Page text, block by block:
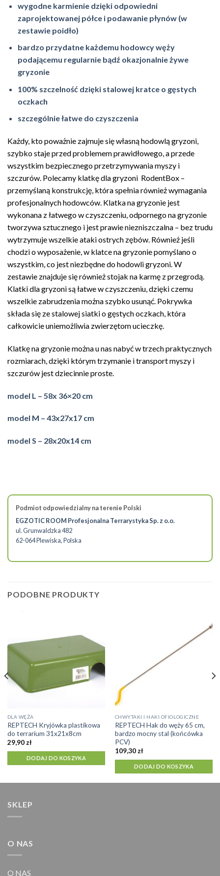
wygodne karmienie dzięki odpowiedni
zaprojektowanej półce i podawanie płynów (w
zestawie poidło)
bardzo przydatne każdemu hodowcy węży
podającemu regularnie bądź okazjonalnie żywe
gryzonie
100% szczelność dzięki stalowej kratce o gęstych
oczkach
szczególnie łatwe do czyszczenia
Każdy, kto poważnie zajmuje się własną hodowlą gryzoni,
szybko staje przed problemem prawidłowego, a przede
wszystkim bezpiecznego przetrzymywania myszy i
szczurów. Polecamy klatkę dla gryzoni RodentBox –
przemyślaną konstrukcję, która spełnia również wymagania
profesjonalnych hodowców. Klatka na gryzonie jest
wykonana z łatwego w czyszczeniu, odpornego na gryzonie
tworzywa sztucznego i jest prawie niezniszczalna – bez trudu
wytrzymuje wszelkie ataki ostrych zębów. Również jeśli
chodzi o wyposażenie, w klatce na gryzonie pomyślano o
wszystkim, co jest niezbędne do hodowli gryzoni. W
zestawie znajduje się również stojak na karmę z przegrodą.
Klatki dla gryzoni są łatwe w czyszczeniu, dzięki czemu
wszelkie zabrudzenia można szybko usunąć. Pokrywka
składa się ze stalowej siatki o gęstych oczkach, która
całkowicie uniemożliwia zwierzętom ucieczkę.
Klatkę na gryzonie można u nas nabyć w trzech praktycznych
rozmiarach, dzięki którym trzymanie i transport myszy i
szczurów jest dziecinnie proste.
model L – 58x 36×20 cm
model M – 43x27x17 cm
model S – 28x20x14 cm
Podmiot odpowiedzialny na terenie Polski
EGZOTIC ROOM Profesjonalna Terrarystyka Sp. z o.o.
ul. Grunwaldzka 482
62-064 Plewiska, Polska
PODOBNE PRODUKTY
DLA WĘŻA
REPTECH Kryjówka plastikowa
do terrarium 31x21x8cm
29,90 zł
DODAJ DO KOSZYKA
CHWYTAKI I HAKI OFIOLOGICZNE
REPTECH Hak do węży 65 cm,
bardzo mocny stal (końcówka
PCV)
109,30 zł
DODAJ DO KOSZYKA
SKLEP
O NAS
O NAS